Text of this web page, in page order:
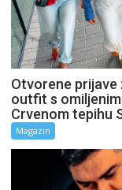
Otvorene prijave
outfit s
Crvenom tepihu
Magazin